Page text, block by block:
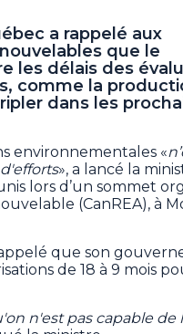
a rappelé aux
que le
les délais des
comme la
dans les
environnementales «
», a lancé la
lors d’un sommet
(CanREA), à
que son
de 18 à 9 mois
n'est pas capable de